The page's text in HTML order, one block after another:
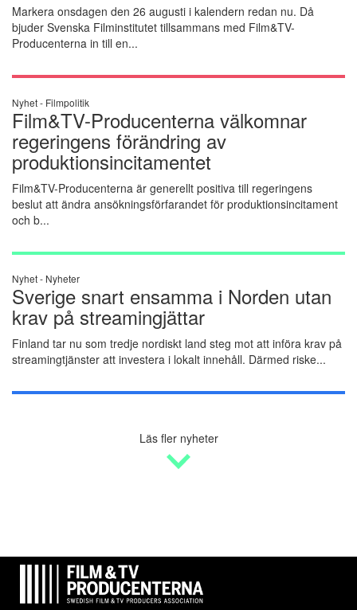
Markera onsdagen den 26 augusti i kalendern redan nu. Då
bjuder Svenska Filminstitutet tillsammans med Film&TV-
Producenterna in till en...
Nyhet - Filmpolitik
Film&TV-Producenterna välkomnar
regeringens förändring av
produktionsincitamentet
Film&TV-Producenterna är generellt positiva till regeringens
beslut att ändra ansökningsförfarandet för produktionsincitament
och b...
Nyhet - Nyheter
Sverige snart ensamma i Norden utan
krav på streamingjättar
Finland tar nu som tredje nordiskt land steg mot att införa krav på
streamingtjänster att investera i lokalt innehåll. Därmed riske...
Läs fler nyheter